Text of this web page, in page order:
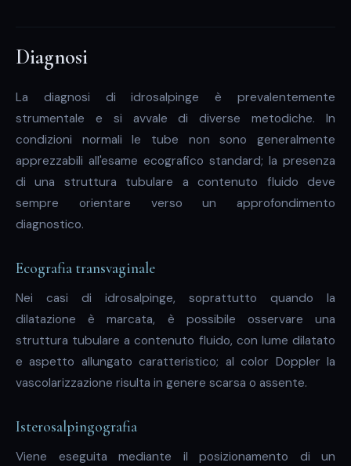
Diagnosi
La diagnosi di idrosalpinge è prevalentemente
strumentale e si avvale di diverse metodiche. In
condizioni normali le tube non sono generalmente
apprezzabili all'esame ecografico standard; la presenza
di una struttura tubulare a contenuto fluido deve
sempre orientare verso un approfondimento
diagnostico.
Ecografia transvaginale
Nei casi di idrosalpinge, soprattutto quando la
dilatazione è marcata, è possibile osservare una
struttura tubulare a contenuto fluido, con lume dilatato
e aspetto allungato caratteristico; al color Doppler la
vascolarizzazione risulta in genere scarsa o assente.
Isterosalpingografia
Viene eseguita mediante il posizionamento di un